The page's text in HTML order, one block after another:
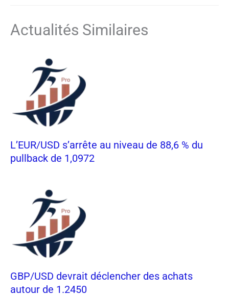
Actualités Similaires
L’EUR/USD s’arrête au niveau de 88,6 % du
pullback de 1,0972
GBP/USD devrait déclencher des achats
autour de 1.2450